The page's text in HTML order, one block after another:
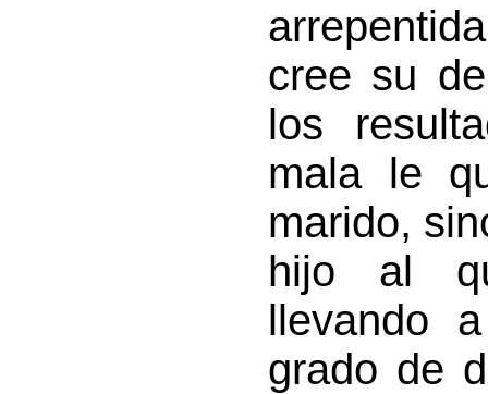
cree su
los
mala le
marido,
hijo al
llevando
grado de